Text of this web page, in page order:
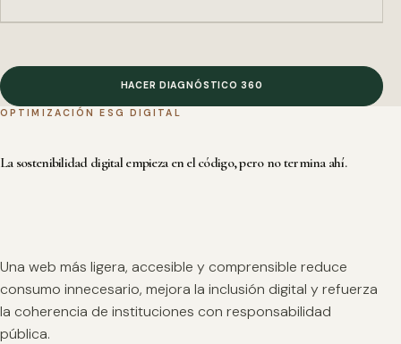
HACER DIAGNÓSTICO 360
OPTIMIZACIÓN ESG DIGITAL
La sostenibilidad digital empieza en el código, pero no termina ahí.
Una web más ligera, accesible y comprensible reduce
consumo innecesario, mejora la inclusión digital y refuerza
la coherencia de instituciones con responsabilidad
pública.